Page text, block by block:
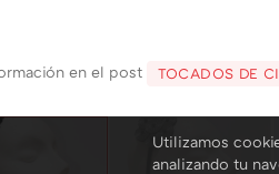
en el post TOCADOS DE
Utilizamos
analizando tu